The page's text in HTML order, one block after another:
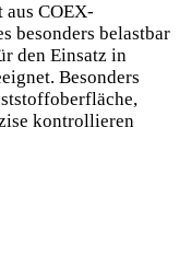
COEX-
besonders belastbar
den Einsatz in
Besonders
kontrollieren